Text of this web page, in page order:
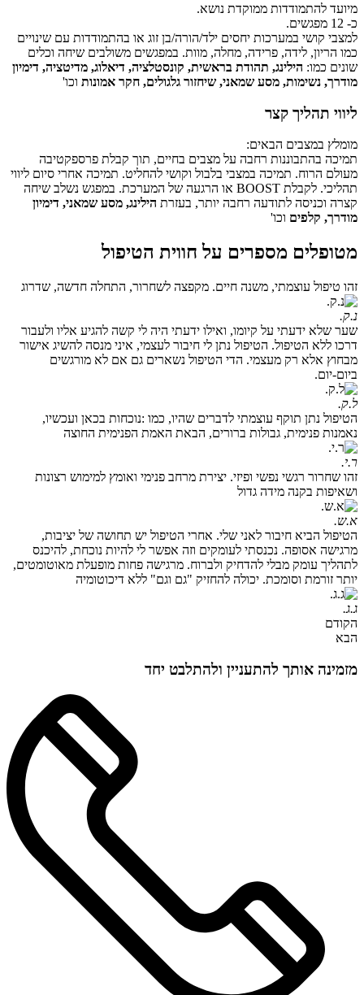
מיועד להתמודדות ממוקדת נושא.
כ- 12 מפגשים.
למצבי קושי במערכות יחסים ילד/הורה/בן זוג או בהתמודדות עם שינויים
כמו הריון, לידה, פרידה, מחלה, מוות. במפגשים משולבים שיחה וכלים
שונים כמו: הילינג, תהודת בראשית, קונסטלציה, דיאלוג, מדיטציה, דימיון
מודרך, נשימות, מסע שמאני, שיחזור גלגולים, חקר אמונות וכו'
ליווי תהליך קצר
מומלץ במצבים הבאים:
תמיכה בהתבוננות רחבה על מצבים בחיים, תוך קבלת פרספקטיבה
מעולם הרוח. תמיכה במצבי בלבול וקושי להחליט. תמיכה אחרי סיום ליווי
תהליכי. לקבלת BOOST או הרגעה של המערכת. במפגש נשלב שיחה
קצרה וכניסה לתודעה רחבה יותר, בעזרת הילינג, מסע שמאני, דימיון
מודרך, קלפים וכו'
מטופלים מספרים על חווית הטיפול
זהו טיפול עוצמתי, משנה חיים. מקפצה לשחרור, התחלה חדשה, שדרוג
נ.ק.
שער שלא ידעתי על קיומו, ואילו ידעתי היה לי קשה להגיע אליו ולעבור
דרכו ללא הטיפול. הטיפול נתן לי חיבור לעצמי, איני מנסה להשיג אישור
מבחוץ אלא רק מעצמי. הדי הטיפול נשארים גם אם לא מורגשים
ביום-יום.
ל.ק.
הטיפול נתן תוקף עוצמתי לדברים שהיו, כמו :נוכחות בכאן ועכשיו,
נאמנות פנימית, גבולות ברורים, הבאת האמת הפנימית החוצה
ר.י.
זהו שחרור רגשי נפשי ופיזי. יצירת מרחב פנימי ואומץ למימוש רצונות
ושאיפות בקנה מידה גדול
א.ש.
הטיפול הביא חיבור לאני שלי. אחרי הטיפול יש תחושה של יציבות,
מרגישה אסופה. נכנסתי לעומקים וזה אפשר לי להיות נוכחת, להיכנס
לתהליך עומק מבלי להדחיק ולברוח. מרגישה פחות מופעלת מאוטומטים,
יותר זורמת וסומכת. יכולה להחזיק "גם וגם" ללא דיכוטומיה
ג.ג.
הקודם
הבא
מזמינה אותך להתעניין ולהתלבט יחד